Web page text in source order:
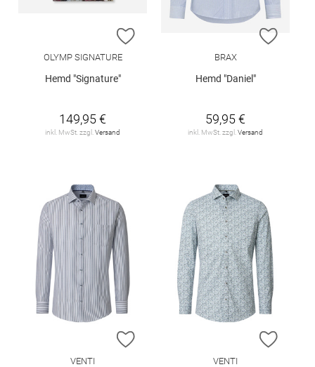
ZUR WUNSCHLISTE HINZUFÜGEN
OLYMP SIGNATURE
Hemd "Signature"
149,95 €
inkl. MwSt. zzgl. Versand
ZUR
BRAX
Hemd "Daniel"
59,95 €
inkl. MwSt. zzgl. Versand
ZUR WUNSCHLISTE HINZUFÜGEN
VENTI
ZUR
VENTI